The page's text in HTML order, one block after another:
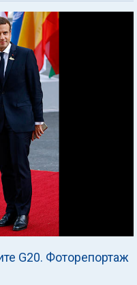
G20. Фоторепортаж